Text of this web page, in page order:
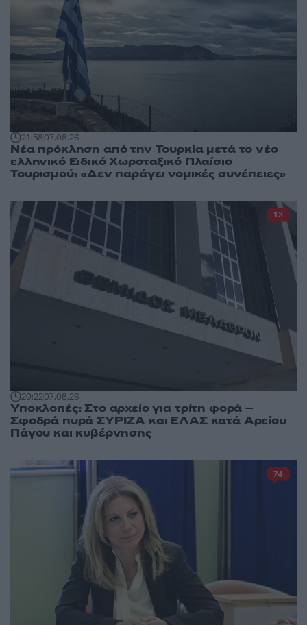
21:5807.08.26
Νέα πρόκληση από την Τουρκία μετά το νέο
ελληνικό Ειδικό Χωροταξικό Πλαίσιο
Τουρισμού: «Δεν παράγει νομικές συνέπειες»
20:2207.08.26
Υποκλοπές: Στο αρχείο για τρίτη φορά –
Σφοδρά πυρά ΣΥΡΙΖΑ και ΕΛΑΣ κατά Αρείου
Πάγου και κυβέρνησης
13
74